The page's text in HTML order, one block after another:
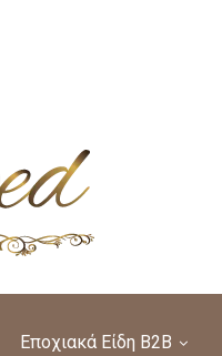
Εποχιακά Είδη B2B